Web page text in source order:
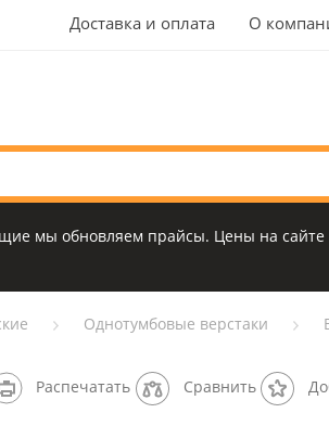
Доставка и оплата О
мы обновляем прайсы. Цены на сайте
Однотумбовые верстаки
Распечатать Сравнить